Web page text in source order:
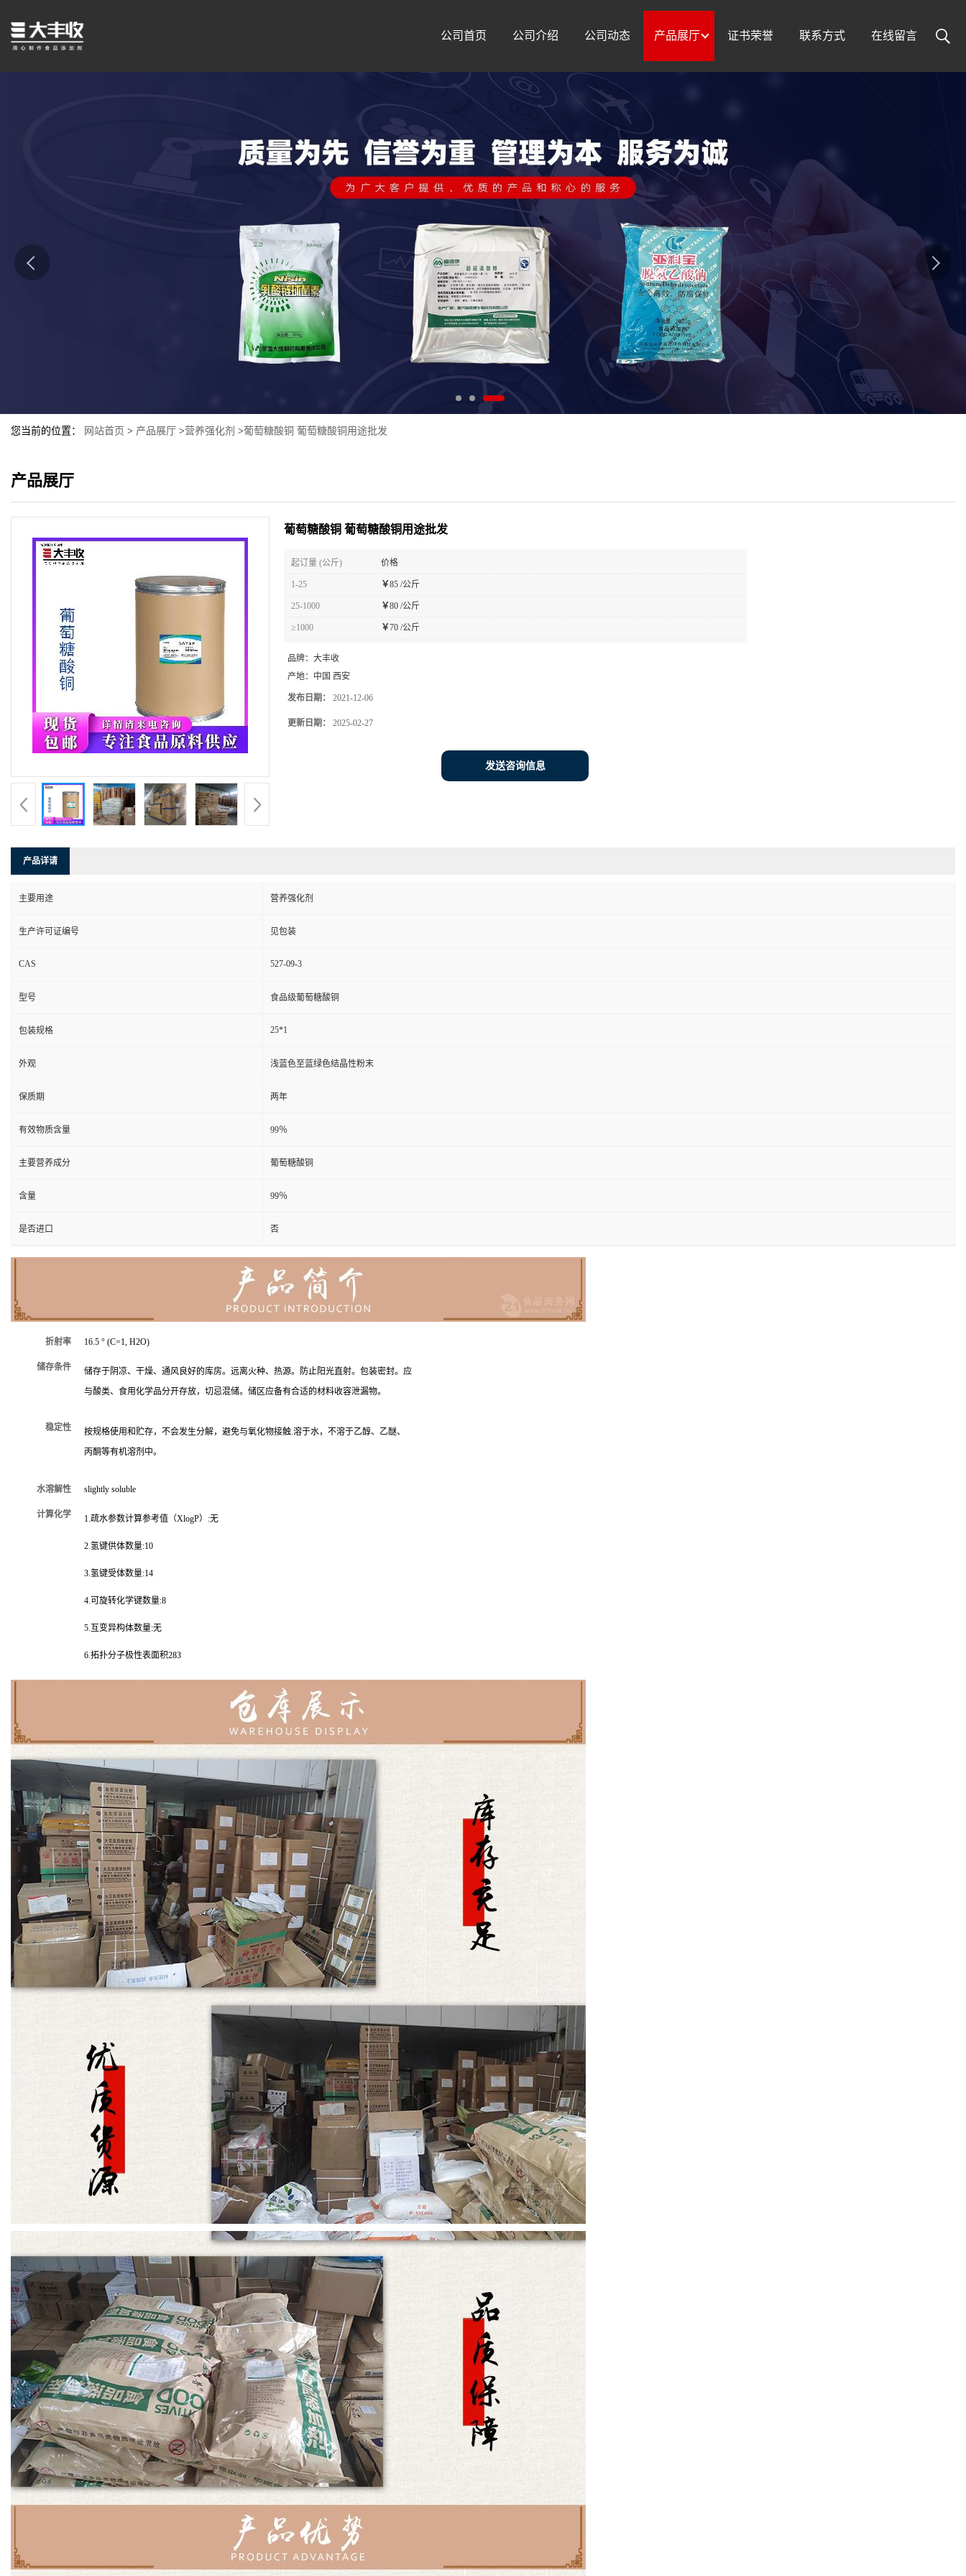
公司首页 公司介绍 公司动态 产品展厅 证书荣誉 联系方式 在线留言
您当前的位置： 网站首页 > 产品展厅 >营养强化剂 >葡萄糖酸铜 葡萄糖酸铜用途批发
产品展厅
葡萄糖酸铜 葡萄糖酸铜用途批发
起订量 (公斤) 价格
1-25 ￥85 /公斤
25-1000 ￥80 /公斤
≥1000 ￥70 /公斤
品牌： 大丰收
产地： 中国 西安
发布日期： 2021-12-06
更新日期： 2025-02-27
发送咨询信息
产品详请
主要用途 营养强化剂
生产许可证编号 见包装
CAS 527-09-3
型号 食品级葡萄糖酸铜
包装规格 25*1
外观 浅蓝色至蓝绿色结晶性粉末
保质期 两年
有效物质含量 99％
主要营养成分 葡萄糖酸铜
含量 99％
是否进口 否
折射率 16.5 ° (C=1, H2O)
储存条件
储存于阴凉、干燥、通风良好的库房。远离火种、热源。防止阳光直射。包装密封。应
与酸类、食用化学品分开存放，切忌混储。储区应备有合适的材料收容泄漏物。
稳定性
按规格使用和贮存，不会发生分解，避免与氧化物接触.溶于水，不溶于乙醇、乙醚、
丙酮等有机溶剂中。
水溶解性 slightly soluble
计算化学 1.疏水参数计算参考值（XlogP）:无
2.氢键供体数量:10
3.氢键受体数量:14
4.可旋转化学键数量:8
5.互变异构体数量:无
6.拓扑分子极性表面积283